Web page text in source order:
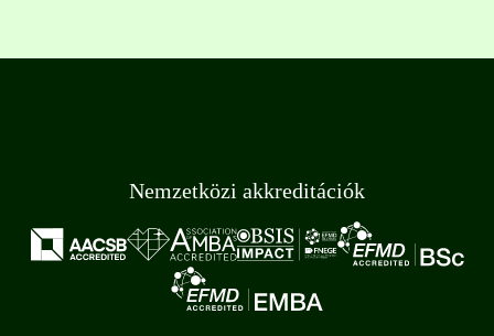
Nemzetközi akkreditációk